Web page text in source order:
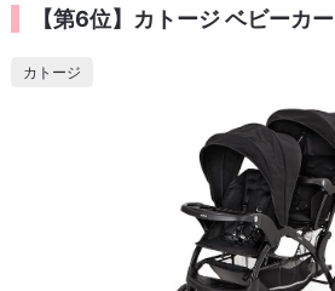
【第6位】カトージ ベビーカー
カトージ